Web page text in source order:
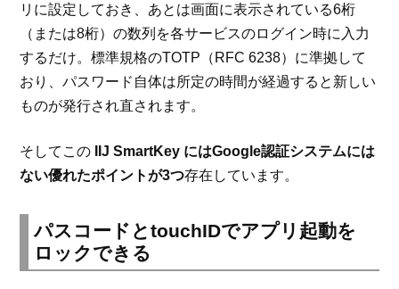
リに設定しておき、あとは画面に表示されている6桁
（または8桁）の数列を各サービスのログイン時に入力
するだけ。標準規格のTOTP（RFC 6238）に準拠して
おり、パスワード自体は所定の時間が経過すると新しい
ものが発行され直されます。
そしてこの
IIJ SmartKey にはGoogle認証システムには
ない優れたポイントが3つ存在しています。
パスコードとtouchIDでアプリ起動を
ロックできる